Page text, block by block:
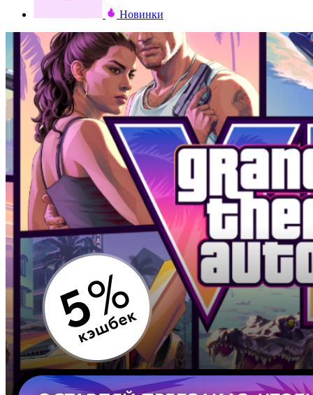
Новинки